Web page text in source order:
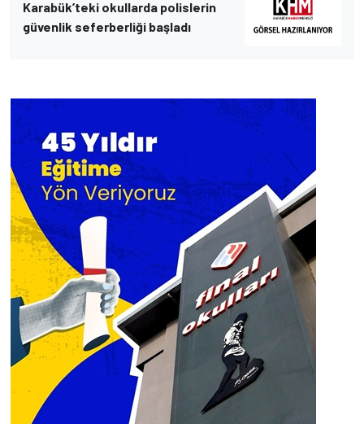
Karabük’teki okullarda polislerin
güvenlik seferberliği başladı